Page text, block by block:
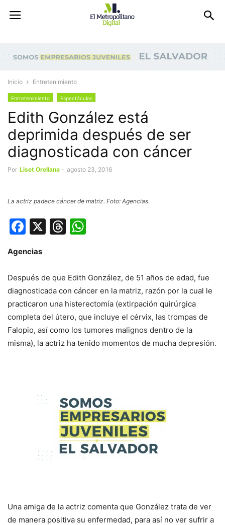
Inicio Entretenimiento
Entretenimiento Espectáculos
Edith González está
deprimida después de ser
diagnosticada con cáncer
Por Liset Orellana - agosto 23, 2016
La actriz padece cáncer de matriz. Foto: Agencias.
Facebook
X Threads
Agencias
Después de que Edith González, de 51 años de edad, fue
diagnosticada con cáncer en la matriz, razón por la cual le
practicaron una histerectomía (extirpación quirúrgica
completa del útero, que incluye el cérvix, las trompas de
Falopio, así como los tumores malignos dentro de la
misma), la actriz ha tenido momentos de mucha depresión.
Una amiga de la actriz comenta que González trata de ver
de manera positiva su enfermedad, para así no ver sufrir a